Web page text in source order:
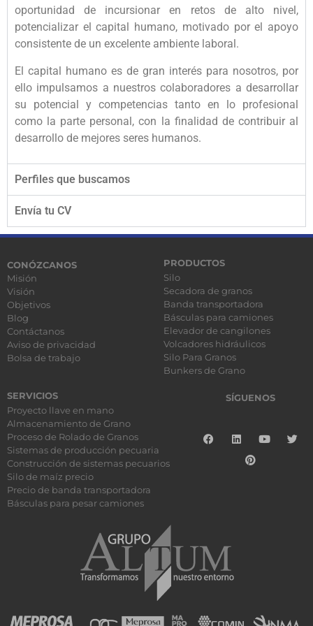
oportunidad de incursionar en retos de alto nivel,
potencializar el capital humano, motivado por el apoyo
consistente de un excelente ambiente laboral.
El capital humano es de gran interés para nosotros, por
ello impulsamos a nuestros colaboradores a desarrollar
su potencial y competencias tanto en lo profesional
como la parte personal, con la finalidad de contribuir al
desarrollo de mejores seres humanos.
Perfiles que buscamos
Envía tu CV
CONÓZCANOS
Misión
Visión
Objetivos
Blog
Contáctanos
Aviso de privacidad
Bolsa de trabajo
PRODUCTOS
Silo
Secadora de granos
Banda transportadora
Básculas para camiones
Elevador de cangilones
Volcadores hidráulicos
Silo Para Granos
Bunkers de Grano
SERVICIOS
Proyecto llave en mano
Almacenamiento de Grano
Proceso de Rolado de Granos
Sistemas de producción pecuaria
Construcción de sistemas pecuarios
Silo de maíz precio
Precio de banda transportadora
Básculas para pesar camiones
SÍGUENOS